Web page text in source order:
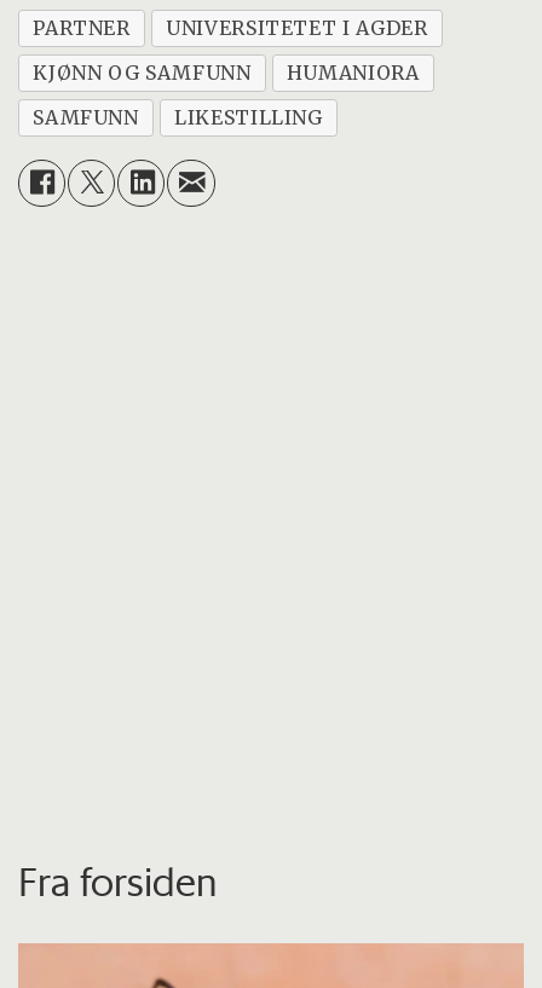
PARTNER
UNIVERSITETET I AGDER
KJØNN OG SAMFUNN
HUMANIORA
SAMFUNN
LIKESTILLING
Fra forsiden